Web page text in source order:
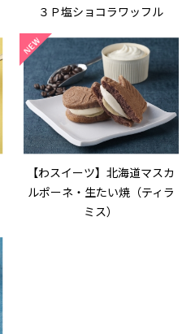
３Ｐ塩ショコラワッフル
【わスイーツ】北海道マスカ
ルポーネ・生たい焼（ティラ
ミス）